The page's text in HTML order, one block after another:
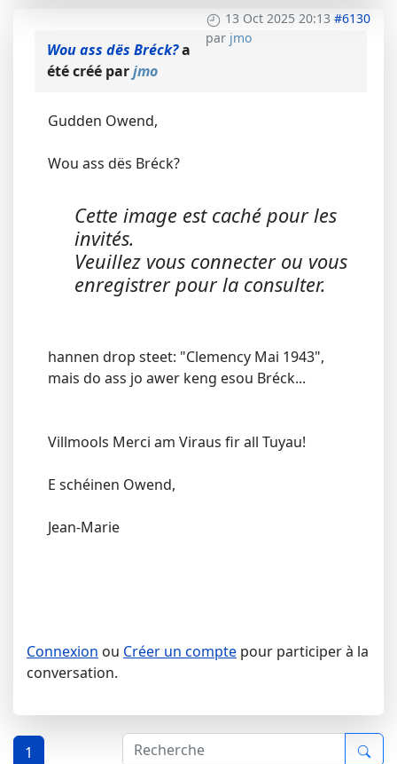
13 Oct 2025 20:13 #6130
par jmo
Wou ass dës Bréck?a
été créé parjmo
Gudden Owend,
Wou ass dës Bréck?
Cette image est caché pour les
invités.
Veuillez vous connecter ou vous
enregistrer pour la consulter.
hannen drop steet: "Clemency Mai 1943",
mais do ass jo awer keng esou Bréck...
Villmools Merci am Viraus fir all Tuyau!
E schéinen Owend,
Jean-Marie
Connexion ou Créer un compte pour participer à la
conversation.
1